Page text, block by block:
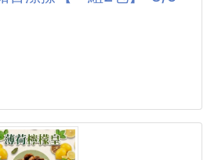
噴霧
配氣泡飲，
慢慢散開，
接一片🤍🍋